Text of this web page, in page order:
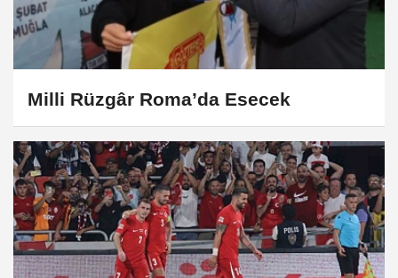
Milli Rüzgâr Roma’da Esecek